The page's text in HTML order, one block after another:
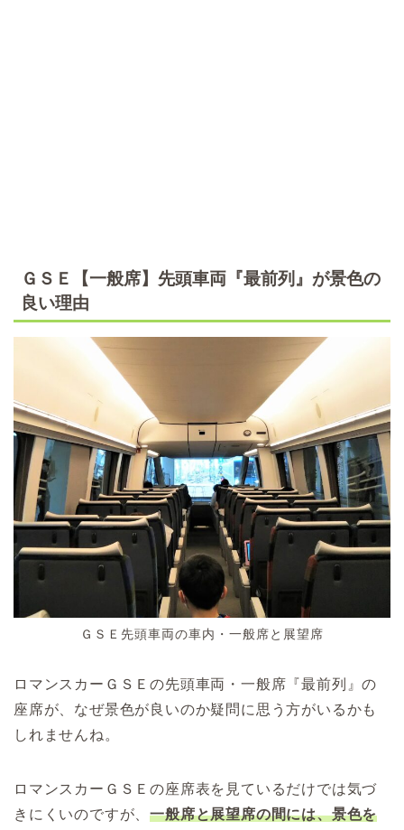
ＧＳＥ【一般席】先頭車両『最前列』が景色の
良い理由
ＧＳＥ先頭車両の車内・一般席と展望席
ロマンスカーＧＳＥの先頭車両・一般席『最前列』の
座席が、なぜ景色が良いのか疑問に思う方がいるかも
しれませんね。
ロマンスカーＧＳＥの座席表を見ているだけでは気づ
きにくいのですが、一般席と展望席の間には、景色を